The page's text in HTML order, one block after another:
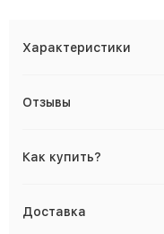
Характеристики
Отзывы
Как купить?
Доставка